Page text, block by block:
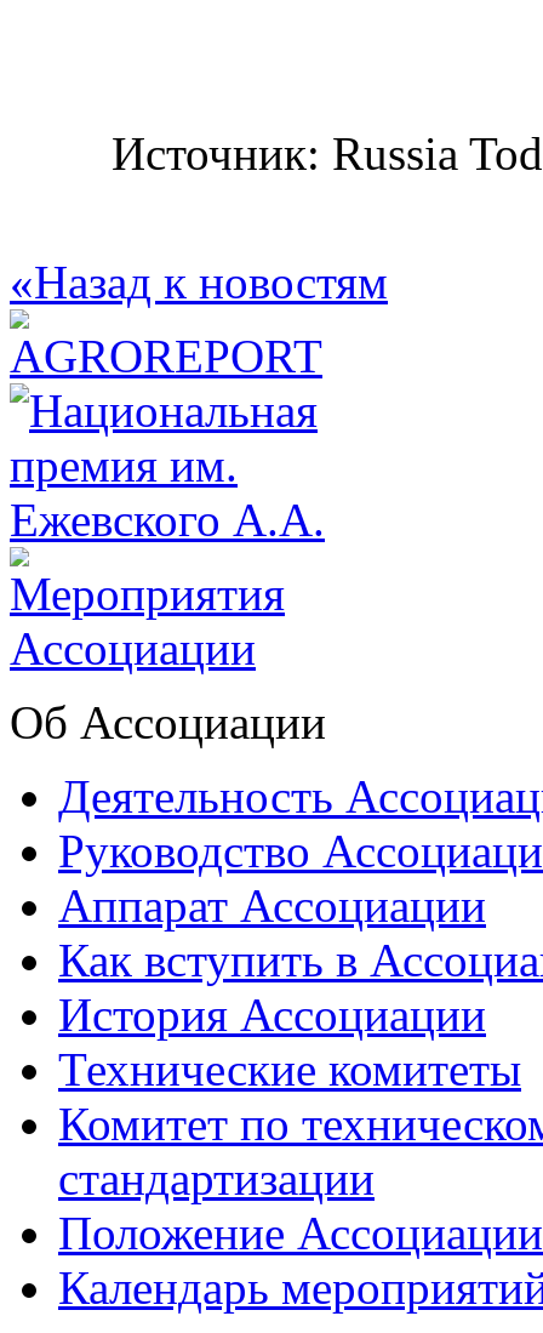
Источник: Russia
«Назад к новостям
Об Ассоциации
Деятельность
Руководство
Аппарат Ассоциации
Как вступить в
История Ассоциации
Технические комитеты
Комитет по
стандартизации
Положение
Календарь